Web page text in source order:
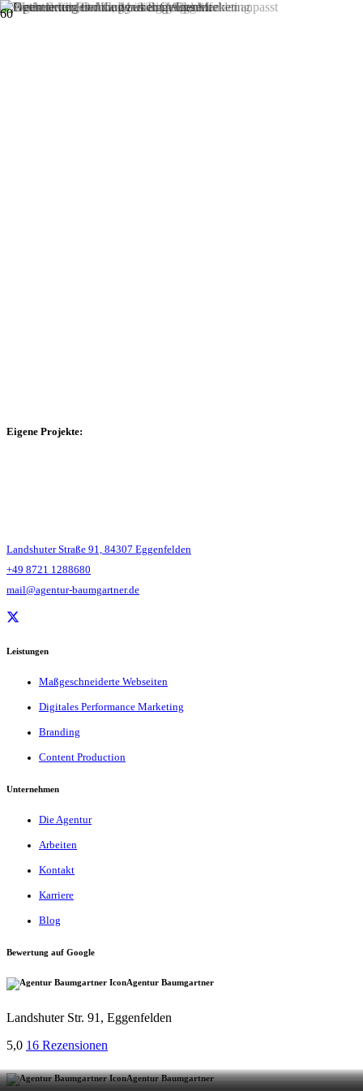
Eigene Projekte:
Landshuter Straße 91, 84307 Eggenfelden
+49 8721 1288680
mail@agentur-baumgartner.de
Leistungen
Maßgeschneiderte Webseiten
Digitales Performance Marketing
Branding
Content Production
Unternehmen
Die Agentur
Arbeiten
Kontakt
Karriere
Blog
Bewertung auf Google
Agentur Baumgartner
Landshuter Str. 91, Eggenfelden
5,0 16 Rezensionen
Agentur Baumgartner